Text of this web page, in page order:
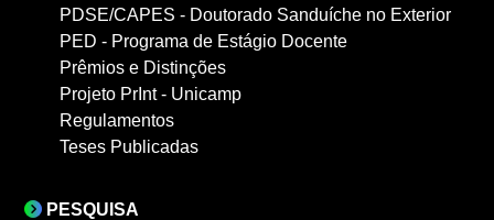
PDSE/CAPES - Doutorado Sanduíche no Exterior
PED - Programa de Estágio Docente
Prêmios e Distinções
Projeto PrInt - Unicamp
Regulamentos
Teses Publicadas
PESQUISA